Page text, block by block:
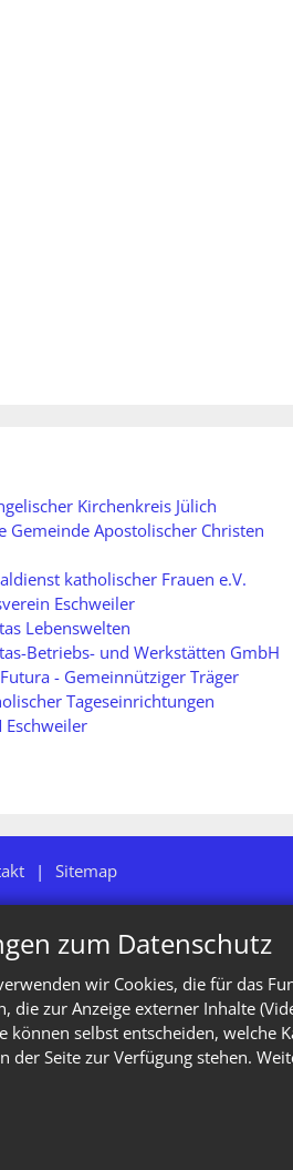
zum Datenschutz
wir Cookies, die für das
zur Anzeige externer Inhalte
selbst entscheiden, welche
Seite zur Verfügung stehen.
Kirchenkreis Jülich
Gemeinde Apostolischer Christen
katholischer Frauen e.V.
Eschweiler
Lebenswelten
Betriebs- und Werkstätten GmbH
- Gemeinnütziger Träger
Tageseinrichtungen
Eschweiler
Sitemap